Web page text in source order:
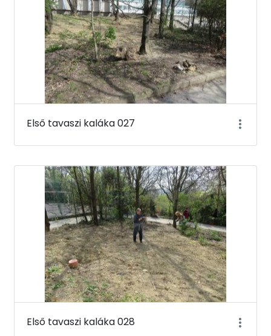
Első tavaszi kaláka 027
Első tavaszi kaláka 028